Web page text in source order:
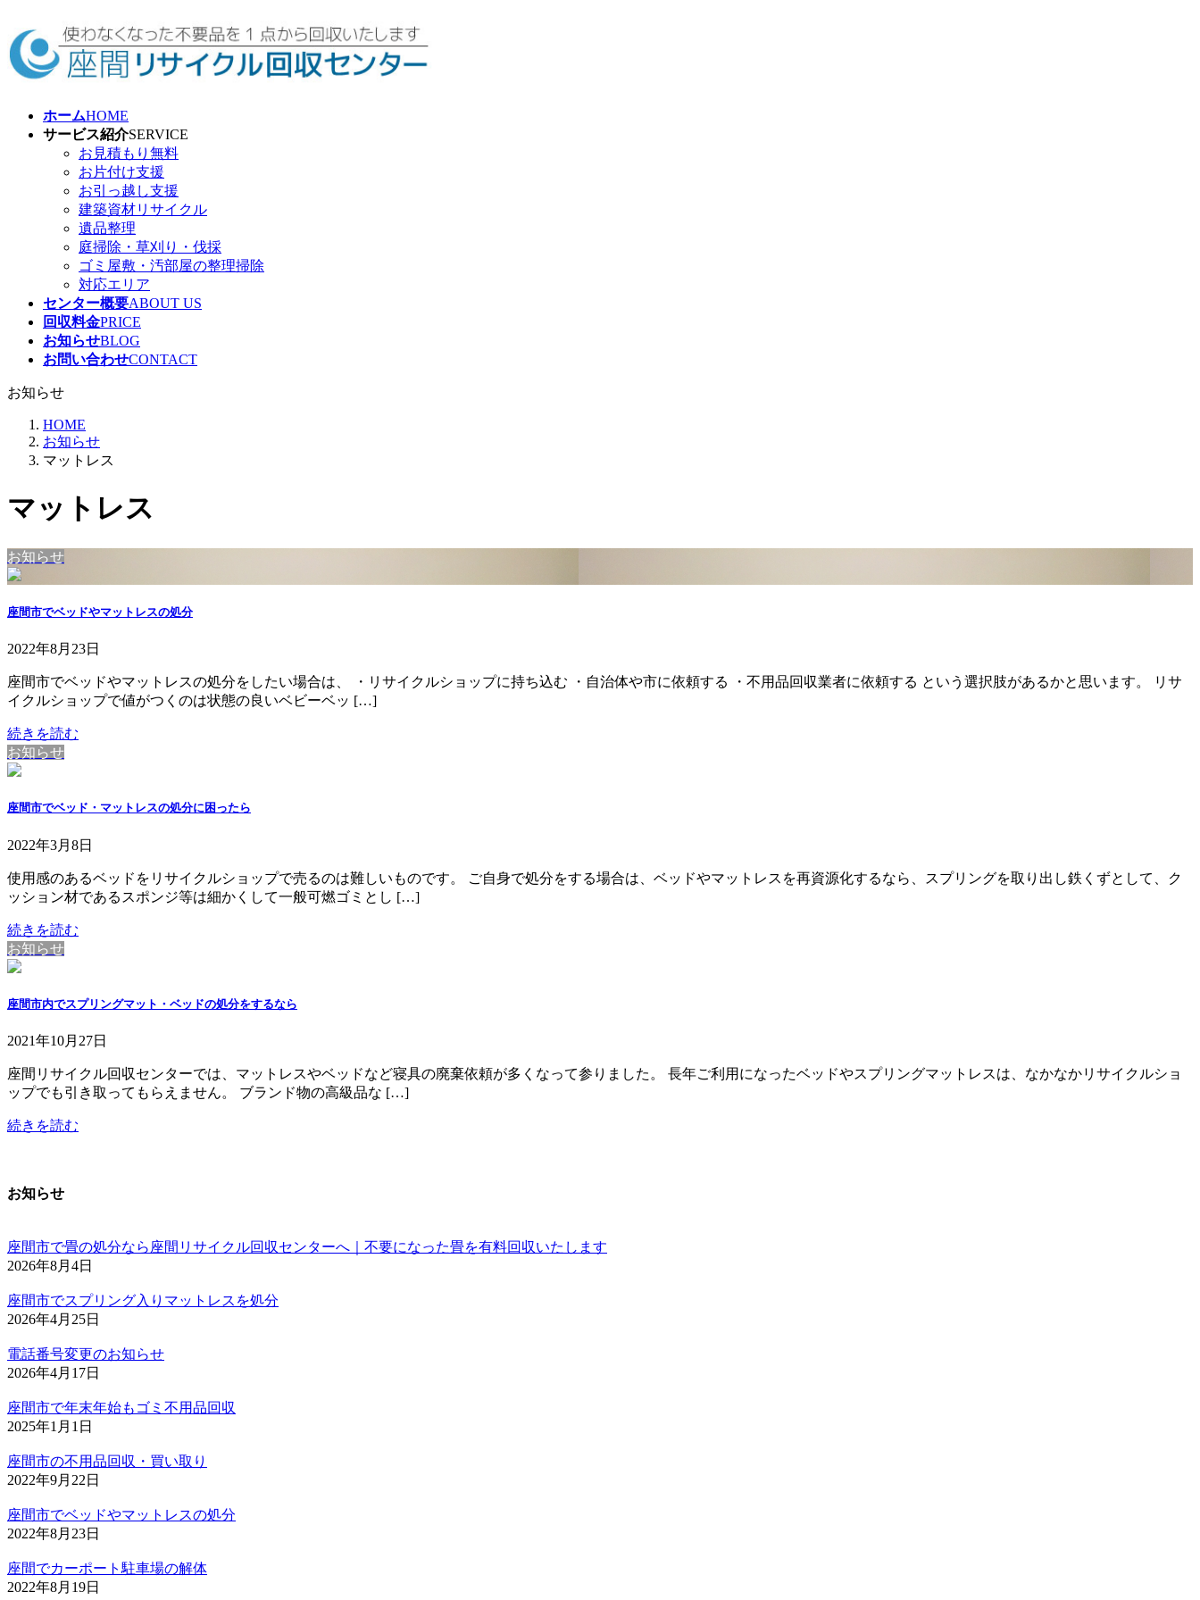
ン
テ
ン
ビ
ゲ
ー
ホームHOME
サービス紹介SERVICE
お見積もり無料
お片付け支援
お引っ越し支援
建築資材リサイクル
遺品整理
庭掃除・草刈り・伐採
ゴミ屋敷・汚部屋の整理掃除
対応エリア
センター概要ABOUT US
回収料金PRICE
お知らせBLOG
お問い合わせCONTACT
お知らせ
HOME
お知らせ
マットレス
マットレス
お知らせ
座間市でベッドやマットレスの処分
2022年8月23日
座間市でベッドやマットレスの処分をしたい場合は、 ・リサイクルショップに持ち込む ・自治体や市に依頼する ・不用品回収業者に依頼する という選択肢があるかと思います。 リサ
イクルショップで値がつくのは状態の良いベビーベッ […]
続きを読む
お知らせ
座間市でベッド・マットレスの処分に困ったら
2022年3月8日
使用感のあるベッドをリサイクルショップで売るのは難しいものです。 ご自身で処分をする場合は、ベッドやマットレスを再資源化するなら、スプリングを取り出し鉄くずとして、ク
ッション材であるスポンジ等は細かくして一般可燃ゴミとし […]
続きを読む
お知らせ
座間市内でスプリングマット・ベッドの処分をするなら
2021年10月27日
座間リサイクル回収センターでは、マットレスやベッドなど寝具の廃棄依頼が多くなって参りました。 長年ご利用になったベッドやスプリングマットレスは、なかなかリサイクルショ
ップでも引き取ってもらえません。 ブランド物の高級品な […]
続きを読む
お知らせ
座間市で畳の処分なら座間リサイクル回収センターへ｜不要になった畳を有料回収いたします
2026年8月4日
座間市でスプリング入りマットレスを処分
2026年4月25日
電話番号変更のお知らせ
2026年4月17日
座間市で年末年始もゴミ不用品回収
2025年1月1日
座間市の不用品回収・買い取り
2022年9月22日
座間市でベッドやマットレスの処分
2022年8月23日
座間でカーポート駐車場の解体
2022年8月19日